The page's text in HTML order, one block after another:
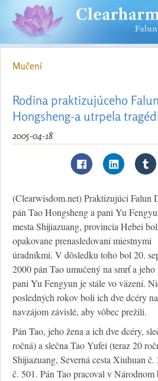
Mučení
Rodina praktizujúceho
Hongsheng-a utrpela
2005-04-18
(Clearwisdom.net) Praktizujúci Falun
pán Tao Hongsheng a pani Yu
mesta Shijiazuang, provincia Hebei
opakovane prenasledovaní miestnymi
úradníkmi. V dôsledku toho bol 20.
2000 pán Tao umučený na smrť a jeho
pani Yu Fengyun je stále vo väzení.
posledných rokov boli ich dve dcéry
navzájom závislé, aby vôbec prežili.
Pán Tao, jeho žena a ich dve dcéry,
ročná) a slečna Tao Yufei (teraz 20
Shijiazuang, Severná cesta Xiuhuan
č. 501. Pán Tao pracoval v Národnom